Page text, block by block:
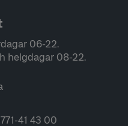
06-22.
helgdagar 08-22.
41 43 00